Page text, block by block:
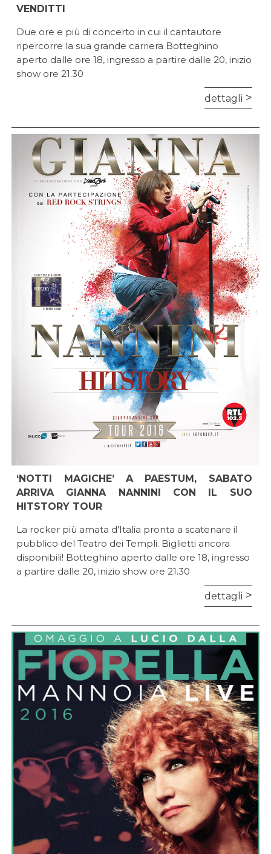
VENDITTI
Due ore e più di concerto in cui il cantautore
ripercorre la sua grande carriera Botteghino
aperto dalle ore 18, ingresso a partire dalle 20, inizio
show ore 21.30
dettagli
‘NOTTI MAGICHE’ A PAESTUM, SABATO
ARRIVA GIANNA NANNINI CON IL SUO
HITSTORY TOUR
La rocker più amata d’Italia pronta a scatenare il
pubblico del Teatro dei Templi. Biglietti ancora
disponibili! Botteghino aperto dalle ore 18, ingresso
a partire dalle 20, inizio show ore 21.30
dettagli